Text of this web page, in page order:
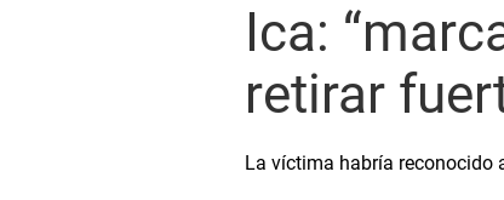
Ica:
retirar
La víctima habría reconocido